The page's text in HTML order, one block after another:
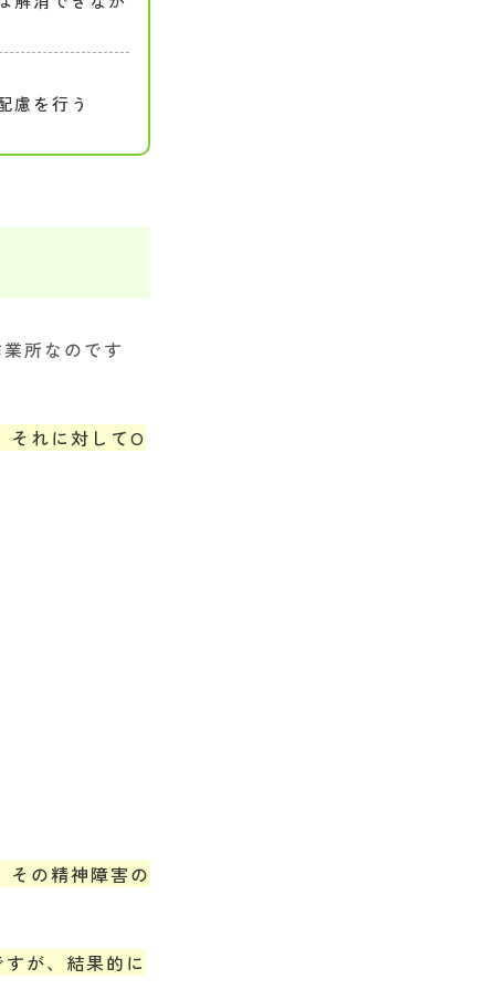
慮を行う
所なのです
それに対してO
その精神障害の
が、結果的に